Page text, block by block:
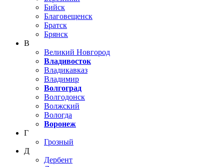
Бийск
Благовещенск
Братск
Брянск
В
Великий Новгород
Владивосток
Владикавказ
Владимир
Волгоград
Волгодонск
Волжский
Вологда
Воронеж
Г
Грозный
Д
Дербент